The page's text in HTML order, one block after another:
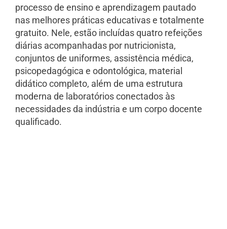
processo de ensino e aprendizagem pautado
nas melhores práticas educativas e totalmente
gratuito. Nele, estão incluídas quatro refeições
diárias acompanhadas por nutricionista,
conjuntos de uniformes, assistência médica,
psicopedagógica e odontológica, material
didático completo, além de uma estrutura
moderna de laboratórios conectados às
necessidades da indústria e um corpo docente
qualificado.